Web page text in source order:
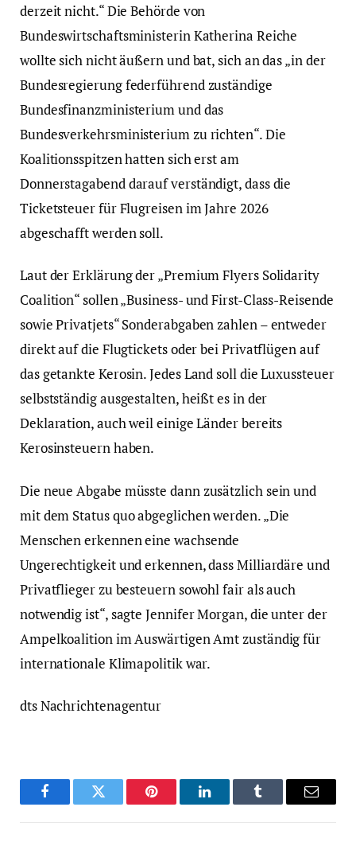
derzeit nicht.“ Die Behörde von
Bundeswirtschaftsministerin Katherina Reiche
wollte sich nicht äußern und bat, sich an das „in der
Bundesregierung federführend zuständige
Bundesfinanzministerium und das
Bundesverkehrsministerium zu richten“. Die
Koalitionsspitzen hatten sich erst am
Donnerstagabend darauf verständigt, dass die
Ticketsteuer für Flugreisen im Jahre 2026
abgeschafft werden soll.
Laut der Erklärung der „Premium Flyers Solidarity
Coalition“ sollen „Business- und First-Class-Reisende
sowie Privatjets“ Sonderabgaben zahlen – entweder
direkt auf die Flugtickets oder bei Privatflügen auf
das getankte Kerosin. Jedes Land soll die Luxussteuer
selbstständig ausgestalten, heißt es in der
Deklaration, auch weil einige Länder bereits
Kerosinsteuern haben.
Die neue Abgabe müsste dann zusätzlich sein und
mit dem Status quo abgeglichen werden. „Die
Menschen erkennen eine wachsende
Ungerechtigkeit und erkennen, dass Milliardäre und
Privatflieger zu besteuern sowohl fair als auch
notwendig ist“, sagte Jennifer Morgan, die unter der
Ampelkoalition im Auswärtigen Amt zuständig für
internationale Klimapolitik war.
dts Nachrichtenagentur
FacebookTwitter Pinterest LinkedInTumblr Email